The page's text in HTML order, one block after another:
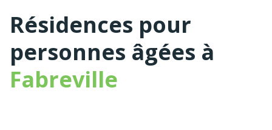
Résidences pour
personnes âgées à
Fabreville